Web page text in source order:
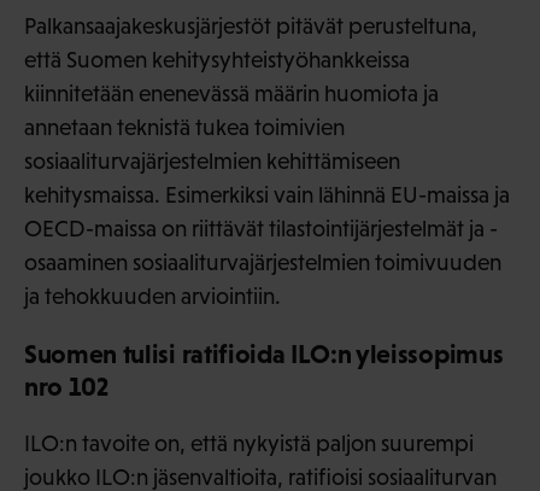
Palkansaajakeskusjärjestöt pitävät perusteltuna,
että Suomen kehitysyhteistyöhankkeissa
kiinnitetään enenevässä määrin huomiota ja
annetaan teknistä tukea toimivien
sosiaaliturvajärjestelmien kehittämiseen
kehitysmaissa. Esimerkiksi vain lähinnä EU-maissa ja
OECD-maissa on riittävät tilastointijärjestelmät ja -
osaaminen sosiaaliturvajärjestelmien toimivuuden
ja tehokkuuden arviointiin.
Suomen tulisi ratifioida ILO:n yleissopimus
nro 102
ILO:n tavoite on, että nykyistä paljon suurempi
joukko ILO:n jäsenvaltioita, ratifioisi sosiaaliturvan